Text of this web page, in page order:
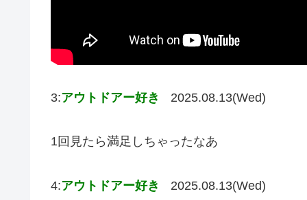
3:アウトドアー好き 2025.08.13(Wed)
1回見たら満足しちゃったなあ
4:アウトドアー好き 2025.08.13(Wed)